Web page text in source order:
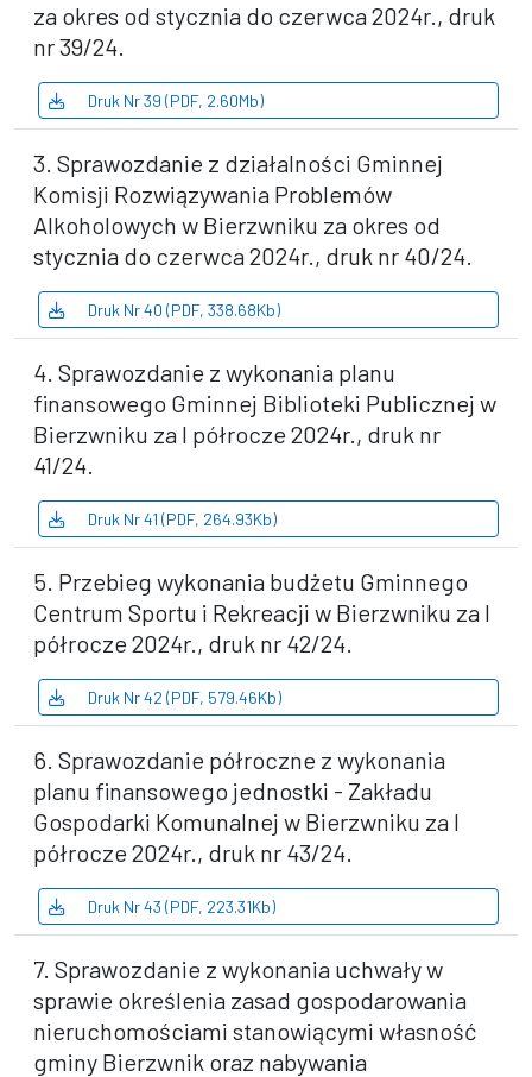
za okres od stycznia do czerwca 2024r., druk
nr 39/24.
Druk Nr 39 (PDF, 2.60Mb)
3. Sprawozdanie z działalności Gminnej
Komisji Rozwiązywania Problemów
Alkoholowych w Bierzwniku za okres od
stycznia do czerwca 2024r., druk nr 40/24.
Druk Nr 40 (PDF, 338.68Kb)
4. Sprawozdanie z wykonania planu
finansowego Gminnej Biblioteki Publicznej w
Bierzwniku za I półrocze 2024r., druk nr
41/24.
Druk Nr 41 (PDF, 264.93Kb)
5. Przebieg wykonania budżetu Gminnego
Centrum Sportu i Rekreacji w Bierzwniku za I
półrocze 2024r., druk nr 42/24.
Druk Nr 42 (PDF, 579.46Kb)
6. Sprawozdanie półroczne z wykonania
planu finansowego jednostki - Zakładu
Gospodarki Komunalnej w Bierzwniku za I
półrocze 2024r., druk nr 43/24.
Druk Nr 43 (PDF, 223.31Kb)
7. Sprawozdanie z wykonania uchwały w
sprawie określenia zasad gospodarowania
nieruchomościami stanowiącymi własność
gminy Bierzwnik oraz nabywania